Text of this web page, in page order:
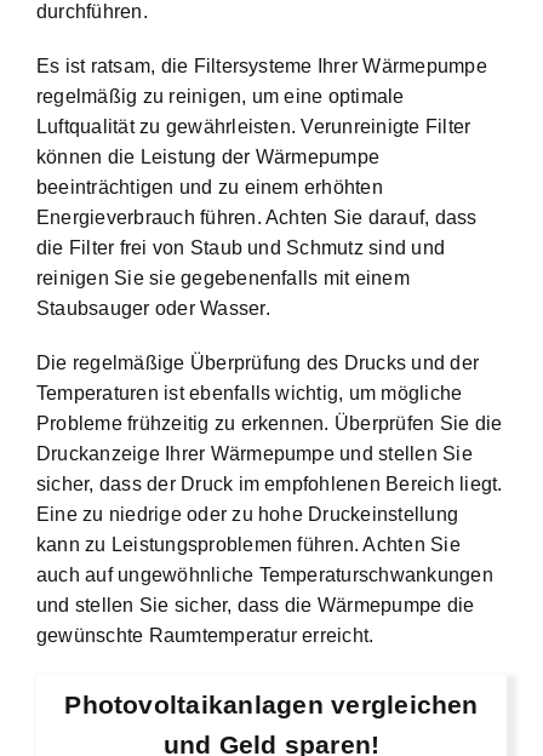
durchführen.
Es ist ratsam, die Filtersysteme Ihrer Wärmepumpe
regelmäßig zu reinigen, um eine optimale
Luftqualität zu gewährleisten. Verunreinigte Filter
können die Leistung der Wärmepumpe
beeinträchtigen und zu einem erhöhten
Energieverbrauch führen. Achten Sie darauf, dass
die Filter frei von Staub und Schmutz sind und
reinigen Sie sie gegebenenfalls mit einem
Staubsauger oder Wasser.
Die regelmäßige Überprüfung des Drucks und der
Temperaturen ist ebenfalls wichtig, um mögliche
Probleme frühzeitig zu erkennen. Überprüfen Sie die
Druckanzeige Ihrer Wärmepumpe und stellen Sie
sicher, dass der Druck im empfohlenen Bereich liegt.
Eine zu niedrige oder zu hohe Druckeinstellung
kann zu Leistungsproblemen führen. Achten Sie
auch auf ungewöhnliche Temperaturschwankungen
und stellen Sie sicher, dass die Wärmepumpe die
gewünschte Raumtemperatur erreicht.
Photovoltaikanlagen vergleichen
und Geld sparen!